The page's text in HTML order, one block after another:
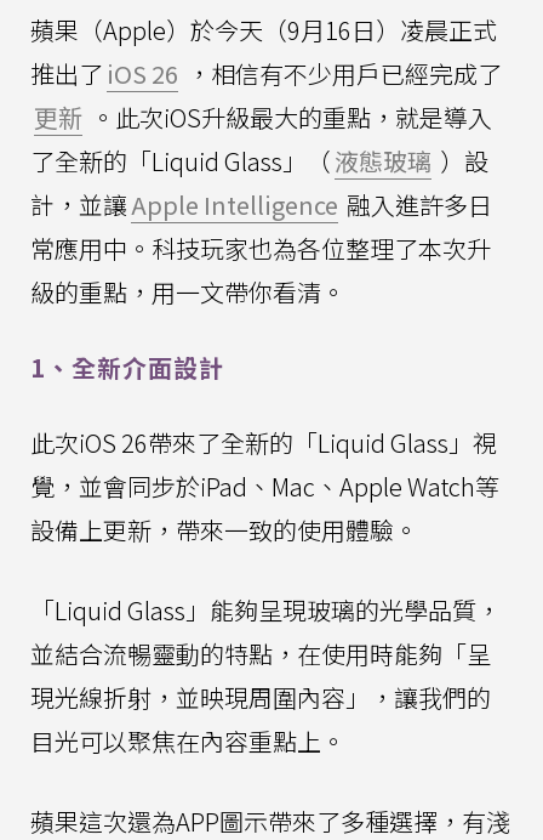
蘋果（Apple）於今天（9月16日）凌晨正式
推出了 iOS 26 ，相信有不少用戶已經完成了
更新 。此次iOS升級最大的重點，就是導入
了全新的「Liquid Glass」（液態玻璃 ）設
計，並讓Apple Intelligence 融入進許多日
常應用中。科技玩家也為各位整理了本次升
級的重點，用一文帶你看清。
1、全新介面設計
此次iOS 26帶來了全新的「Liquid Glass」視
覺，並會同步於iPad、Mac、Apple Watch等
設備上更新，帶來一致的使用體驗。
「Liquid Glass」能夠呈現玻璃的光學品質，
並結合流暢靈動的特點，在使用時能夠「呈
現光線折射，並映現周圍內容」，讓我們的
目光可以聚焦在內容重點上。
蘋果這次還為APP圖示帶來了多種選擇，有淺